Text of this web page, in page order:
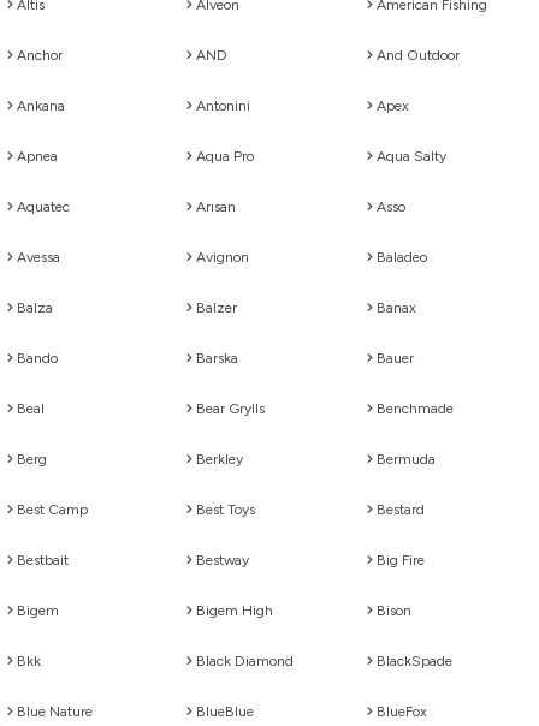
Bardak
Tripodlar
Setler
· Ekipman
Parça
Altis Alveon American Fishing
Anchor AND And Outdoor
Ankana Antonini Apex
Apnea Aqua Pro Aqua Salty
Aquatec Arısan Asso
Avessa Avignon Baladeo
Balza Balzer Banax
Bando Barska Bauer
Beal Bear Grylls Benchmade
Berg Berkley Bermuda
Best Camp Best Toys Bestard
Bestbait Bestway Big Fire
Bigem Bigem High Bison
Bkk Black Diamond BlackSpade
Blue Nature BlueBlue BlueFox